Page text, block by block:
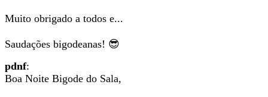
Muito obrigado a todos e...
Saudações bigodeanas! 😎
pdnf:
Boa Noite Bigode do Sala,